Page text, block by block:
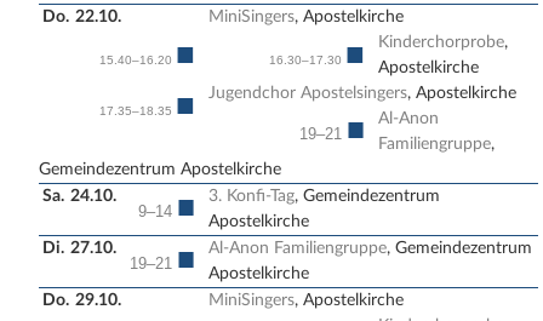
Do. 22.10.
15.40–16.20 ■
MiniSingers, Apostelkirche
16.30–17.30 ■ Kinderchorprobe,
Apostelkirche
17.35–18.35 ■ Jugendchor Apostelsingers, Apostelkirche
19–21 ■
Al-Anon
Familiengruppe,
Gemeindezentrum Apostelkirche
Sa. 24.10.
9–14 ■ 3. Konfi-Tag, Gemeindezentrum
Apostelkirche
Di. 27.10.
19–21 ■ Al-Anon Familiengruppe, Gemeindezentrum
Apostelkirche
Do. 29.10. MiniSingers, Apostelkirche